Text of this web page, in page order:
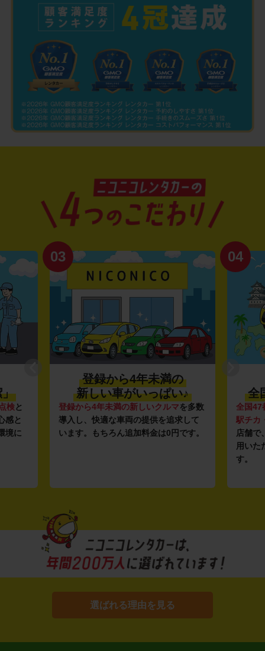
」
検と
感と
境に
03
登録から4年未満の
新しい車がいっぱい♪
登録から4年未満の新しいクルマを多数
導入し、快適な車両の提供を追求して
います。もちろん追加料金は0円です。
04
全
全国47
駅チカ
店舗で
用いた
す。
選ばれる理由を見る